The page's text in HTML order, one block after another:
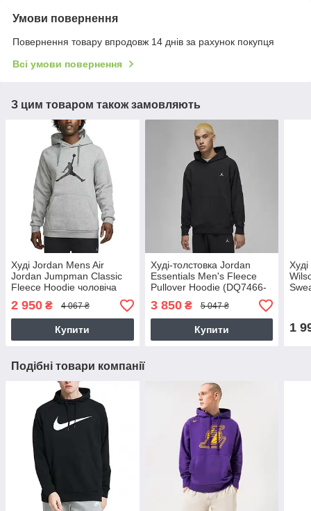
Умови повернення
Повернення товару впродовж 14 днів за рахунок покупця
Всі умови повернення
З цим товаром також замовляють
Худі Jordan Mens Air
Jordan Jumpman Classic
Fleece Hoodie чоловіча
(DA6801-091)
2 950 ₴ 4 067 ₴
Купити
Худі-толстовка Jordan
Essentials Men's Fleece
Pullover Hoodie (DQ7466-
010)
3 850₴ 5 047 ₴
Купити 1
Подібні товари компанії